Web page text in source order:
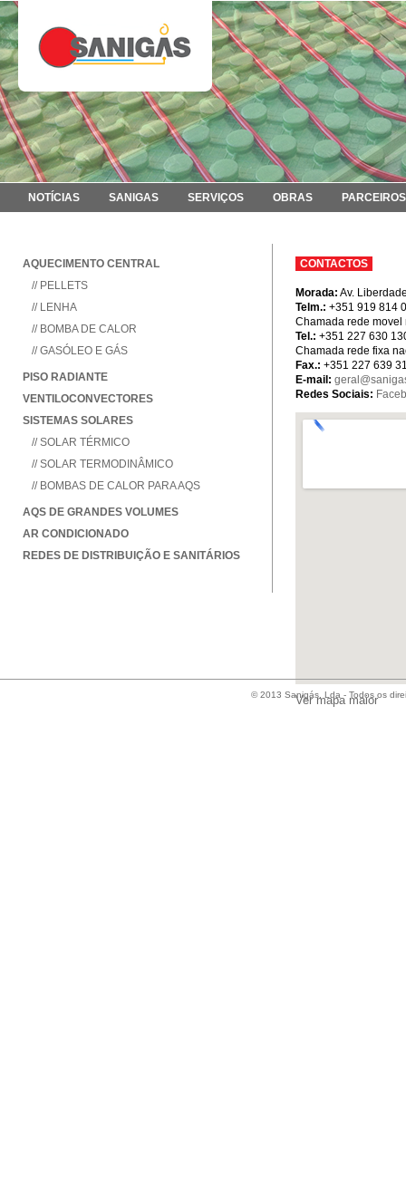
NOTÍCIAS SANIGAS SERVIÇOS OBRAS PARCEIROS
AQUECIMENTO CENTRAL
// PELLETS
// LENHA
// BOMBA DE CALOR
// GASÓLEO E GÁS
PISO RADIANTE
VENTILOCONVECTORES
SISTEMAS SOLARES
// SOLAR TÉRMICO
// SOLAR TERMODINÂMICO
// BOMBAS DE CALOR PARA AQS
AQS DE GRANDES VOLUMES
AR CONDICIONADO
REDES DE DISTRIBUIÇÃO E SANITÁRIOS
CONTACTOS
Morada: Av.
Telm.: +351 919 814
Chamada rede movel
Tel.: +351 227 630
Chamada rede fixa
Fax.: +351 227 639
E-mail:
Redes Sociais:
Ver mapa maior
© 2013 Sanigás, Lda - Todos os